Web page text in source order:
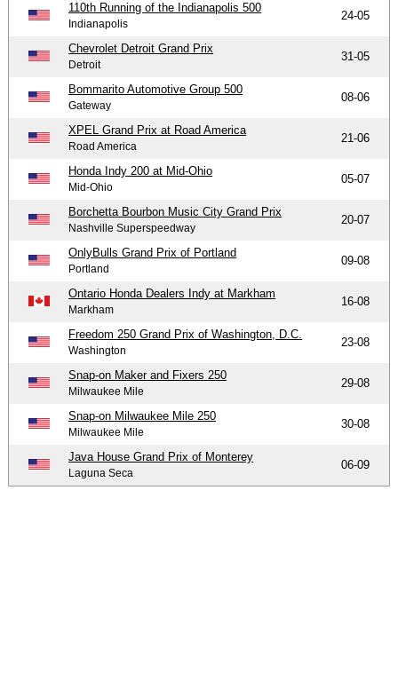
110th Running of the Indianapolis 500
Indianapolis
24-05
Chevrolet Detroit Grand Prix
Detroit
31-05
Bommarito Automotive Group 500
Gateway
08-06
XPEL Grand Prix at Road America
Road America
21-06
Honda Indy 200 at Mid-Ohio
Mid-Ohio
05-07
Borchetta Bourbon Music City Grand Prix
Nashville Superspeedway
20-07
OnlyBulls Grand Prix of Portland
Portland
09-08
Ontario Honda Dealers Indy at Markham
Markham
16-08
Freedom 250 Grand Prix of Washington, D.C.
Washington
23-08
Snap-on Maker and Fixers 250
Milwaukee Mile
29-08
Snap-on Milwaukee Mile 250
Milwaukee Mile
30-08
Java House Grand Prix of Monterey
Laguna Seca
06-09